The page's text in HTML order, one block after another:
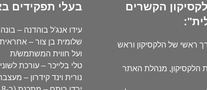
הקשרים
ראשי של הלקסיקון וראש
הלקסיקון, מנהלת האתר
בעלי תפקידים
עידו אנג'ל בוהדנה –
שלומית בן צור –
ועל חווית המשתמש/ת
טלי בלייכר – עורכת
נורית וינד קידרון –